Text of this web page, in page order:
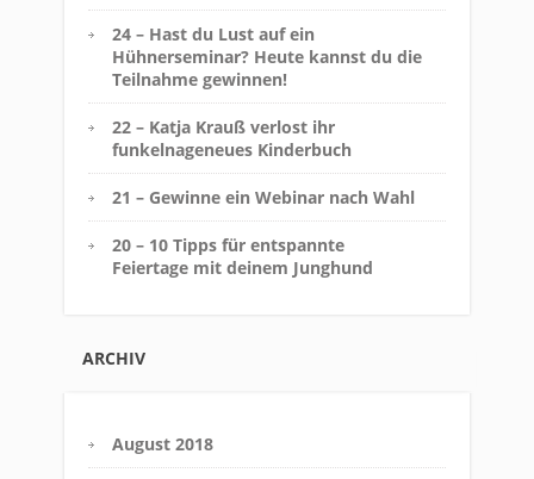
24 – Hast du Lust auf ein
Hühnerseminar? Heute kannst du die
Teilnahme gewinnen!
22 – Katja Krauß verlost ihr
funkelnageneues Kinderbuch
21 – Gewinne ein Webinar nach Wahl
20 – 10 Tipps für entspannte
Feiertage mit deinem Junghund
ARCHIV
August 2018